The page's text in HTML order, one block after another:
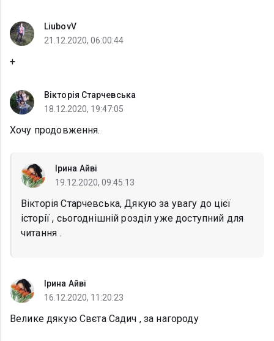
LiubovV
21.12.2020, 06:00:44
+
Вікторія Старчевська
18.12.2020, 19:47:05
Хочу продовження.
Ірина Айві
19.12.2020, 09:45:13
Вікторія Старчевська, Дякую за увагу до цієї
історії , сьогоднішній розділ уже доступний для
читання .
Ірина Айві
16.12.2020, 11:20:23
Велике дякую Свєта Садич , за нагороду